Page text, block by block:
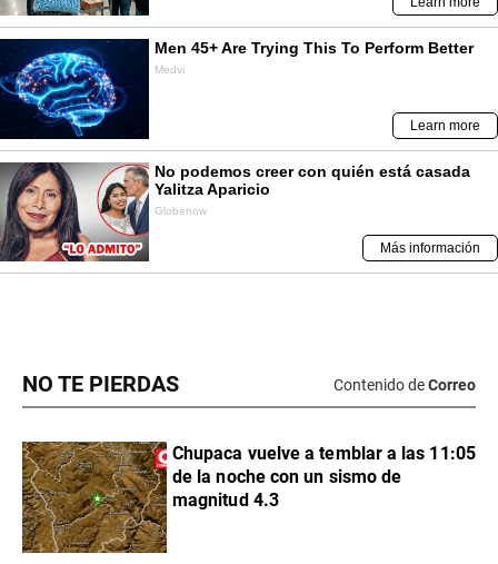
NO TE PIERDAS Contenido deCorreo
Chupaca vuelve a temblar a las 11:05
de la noche con un sismo de
magnitud 4.3